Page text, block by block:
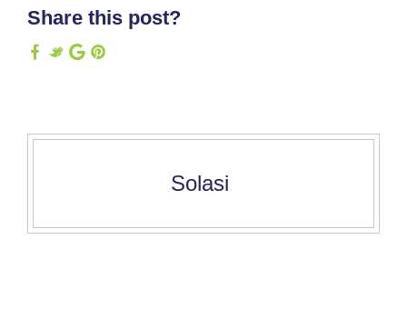
Share this post?
Solasi